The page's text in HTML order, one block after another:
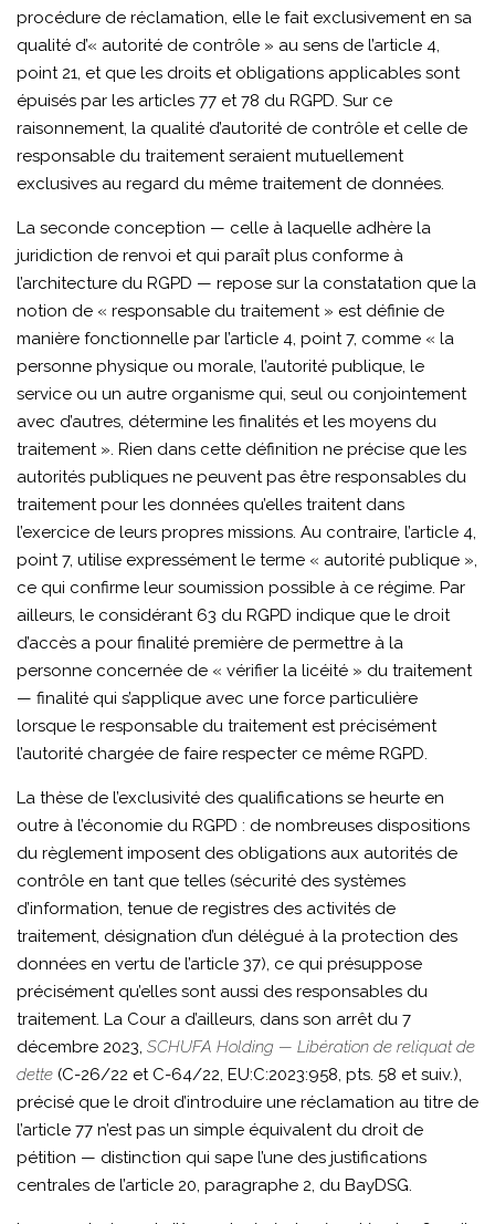
procédure de réclamation, elle le fait exclusivement en sa
qualité d’« autorité de contrôle » au sens de l’article 4,
point 21, et que les droits et obligations applicables sont
épuisés par les articles 77 et 78 du RGPD. Sur ce
raisonnement, la qualité d’autorité de contrôle et celle de
responsable du traitement seraient mutuellement
exclusives au regard du même traitement de données.
La seconde conception — celle à laquelle adhère la
juridiction de renvoi et qui paraît plus conforme à
l’architecture du RGPD — repose sur la constatation que la
notion de « responsable du traitement » est définie de
manière fonctionnelle par l’article 4, point 7, comme « la
personne physique ou morale, l’autorité publique, le
service ou un autre organisme qui, seul ou conjointement
avec d’autres, détermine les finalités et les moyens du
traitement ». Rien dans cette définition ne précise que les
autorités publiques ne peuvent pas être responsables du
traitement pour les données qu’elles traitent dans
l’exercice de leurs propres missions. Au contraire, l’article 4,
point 7, utilise expressément le terme « autorité publique »,
ce qui confirme leur soumission possible à ce régime. Par
ailleurs, le considérant 63 du RGPD indique que le droit
d’accès a pour finalité première de permettre à la
personne concernée de « vérifier la licéité » du traitement
— finalité qui s’applique avec une force particulière
lorsque le responsable du traitement est précisément
l’autorité chargée de faire respecter ce même RGPD.
La thèse de l’exclusivité des qualifications se heurte en
outre à l’économie du RGPD : de nombreuses dispositions
du règlement imposent des obligations aux autorités de
contrôle en tant que telles (sécurité des systèmes
d’information, tenue de registres des activités de
traitement, désignation d’un délégué à la protection des
données en vertu de l’article 37), ce qui présuppose
précisément qu’elles sont aussi des responsables du
traitement. La Cour a d’ailleurs, dans son arrêt du 7
décembre 2023, SCHUFA Holding — Libération de reliquat de
dette (C-26/22 et C-64/22, EU:C:2023:958, pts. 58 et suiv.),
précisé que le droit d’introduire une réclamation au titre de
l’article 77 n’est pas un simple équivalent du droit de
pétition — distinction qui sape l’une des justifications
centrales de l’article 20, paragraphe 2, du BayDSG.